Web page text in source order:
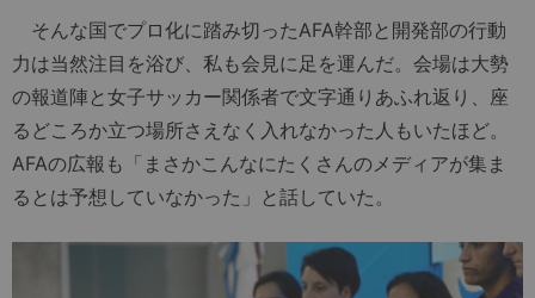
そんな国でプロ化に踏み切ったAFA幹部と開発部の行動
力は当然注目を浴び、私も会見に足を運んだ。会場は大勢
の報道陣と女子サッカー関係者で文字通りあふれ返り、座
るどころか立つ場所さえなく入れなかった人もいたほど。
AFAの広報も「まさかこんなにたくさんのメディアが集ま
るとは予想していなかった」と話していた。